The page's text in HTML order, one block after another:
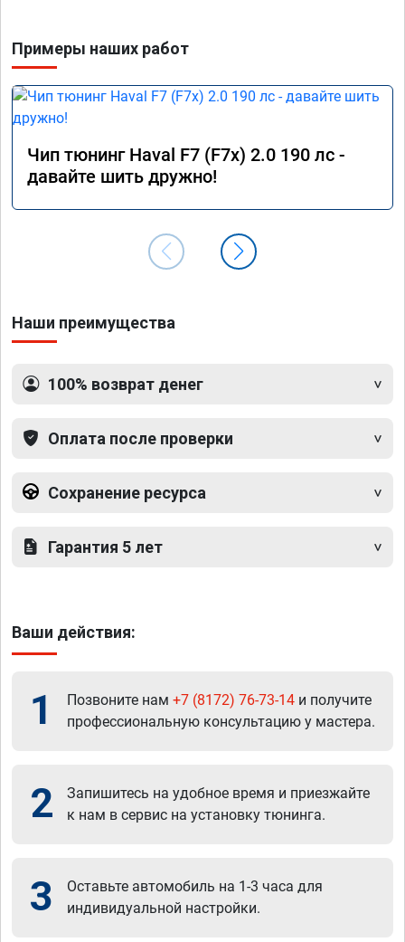
Примеры наших работ
Чип тюнинг Haval F7 (F7x) 2.0 190 лс -
давайте шить дружно!
Наши преимущества
100% возврат денег
Оплата после проверки
Сохранение ресурса
Гарантия 5 лет
Ваши действия:
1 Позвоните нам +7 (8172) 76-73-14 и получите
профессиональную консультацию у мастера.
2
Запишитесь на удобное время и приезжайте
к нам в сервис на установку тюнинга.
3
Оставьте автомобиль на 1-3 часа для
индивидуальной настройки.